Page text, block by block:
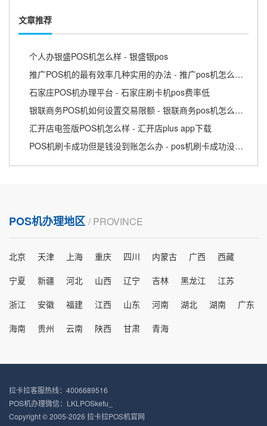
文章推荐
个人办银盛POS机怎么样 - 银盛银pos
推广POS机的最有效率几种实用的办法 - 推广pos机怎么赚钱
石家庄POS机办理平台 - 石家庄刷卡机pos费率低
银联商务POS机如何设置交易限额 - 银联商务pos机怎么刷卡
汇开店电签版POS机怎么样 - 汇开店plus app下载
POS机刷卡成功但是钱没到账怎么办 - pos机刷卡成功没有到账
POS机办理地区 / PROVINCE
北京 天津 上海 重庆 四川 内蒙古 广西
西藏
宁夏
新疆 河北 山西 辽宁 吉林 黑龙江
江苏
浙江
安徽 福建 江西 山东 河南 湖北 湖南
广东
海南
贵州 云南 陕西 甘肃 青海
拉卡拉客服热线：4006689516
POS机办理微信：LKLPOSkefu_
Copyright © 2005-2026 拉卡拉POS机官网